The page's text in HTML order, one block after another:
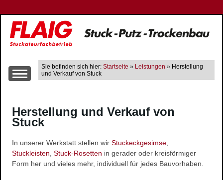
Sie befinden sich hier:Startseite » Leistungen » Herstellung
und Verkauf von Stuck
Leistungen
Altbausanierung
Trockenbau
Wärme-, Schall- und Brandschutz
Herstellung und Verkauf von
Stuck
In unserer Werkstatt stellen wir Stuckeckgesimse
Stuckleisten Stuck-Rosetten in gerader oder kreisförmiger
Form her und vieles mehr, individuell für jedes Bauvorhaben.